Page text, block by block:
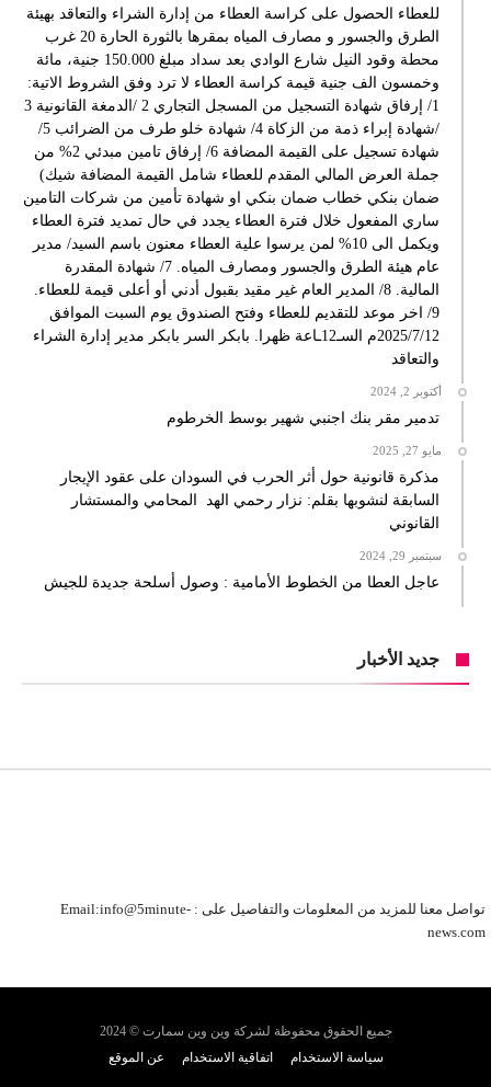
للعطاء الحصول على كراسة العطاء من إدارة الشراء والتعاقد بهيئة
الطرق والجسور و مصارف المياه بمقرها بالثورة الحارة 20 غرب
محطة وقود النيل شارع الوادي بعد سداد مبلغ 150.000 جنية، مائة
وخمسون الف جنية قيمة كراسة العطاء لا ترد وفق الشروط الاتية:
1/ إرفاق شهادة التسجيل من المسجل التجاري 2 /الدمغة القانونية 3
/شهادة إبراء ذمة من الزكاة 4/ شهادة خلو طرف من الضرائب 5/
شهادة تسجيل على القيمة المضافة 6/ إرفاق تامين مبدئي 2% من
جملة العرض المالي المقدم للعطاء شامل القيمة المضافة شيك)
ضمان بنكي خطاب ضمان بنكي او شهادة تأمين من شركات التامين
ساري المفعول خلال فترة العطاء يجدد في حال تمديد فترة العطاء
ويكمل الى 10% لمن يرسوا علية العطاء معنون باسم السيد/ مدير
عام هيئة الطرق والجسور ومصارف المياه. 7/ شهادة المقدرة
المالية. 8/ المدير العام غير مقيد بقبول أدني أو أعلى قيمة للعطاء.
9/ اخر موعد للتقديم للعطاء وفتح الصندوق يوم السبت الموافق
2025/7/12م السـ12ـاعة ظهرا. بابكر السر بابكر مدير إدارة الشراء
والتعاقد
أكتوبر 2, 2024
تدمير مقر بنك اجنبي شهير بوسط الخرطوم
مايو 27, 2025
مذكرة قانونية حول أثر الحرب في السودان على عقود الإيجار
السابقة لنشوبها بقلم: نزار رحمي الهد المحامي والمستشار
القانوني
سبتمبر 29, 2024
عاجل العطا من الخطوط الأمامية : وصول أسلحة جديدة للجيش
جديد الأخبار
تواصل معنا للمزيد من المعلومات والتفاصيل على : Email:info@5minute-
news.com
جميع الحقوق محفوظة لشركة وين وين سمارت © 2024
سياسة الاستخدام
اتفاقية الاستخدام عن الموقع